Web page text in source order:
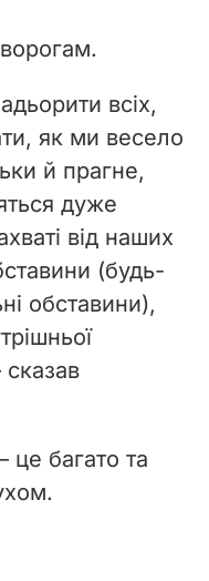
всіх,
як ми весело
й прагне,
дуже
від наших
(будь-
обставини),
сказав
це багато та